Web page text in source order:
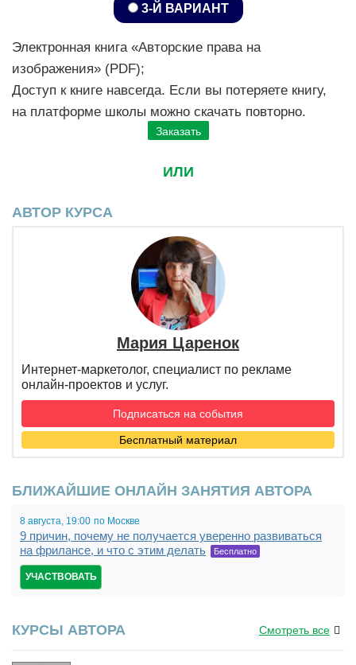
3-Й ВАРИАНТ
Электронная книга «Авторские права на
изображения» (PDF);
Доступ к книге навсегда. Если вы потеряете книгу,
на платформе школы можно скачать повторно.
Заказать
ИЛИ
АВТОР КУРСА
Мария Царенок
Интернет-маркетолог, специалист по рекламе
онлайн-проектов и услуг.
Подписаться на события
Бесплатный материал
БЛИЖАЙШИЕ ОНЛАЙН ЗАНЯТИЯ АВТОРА
8 августа, 19:00 по Москве
9 причин, почему не получается уверенно развиваться
на фрилансе, и что с этим делать
Бесплатно
УЧАСТВОВАТЬ
КУРСЫ АВТОРА Смотреть все